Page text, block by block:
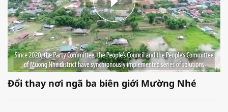
Đổi thay nơi ngã ba biên giới Mường Nhé